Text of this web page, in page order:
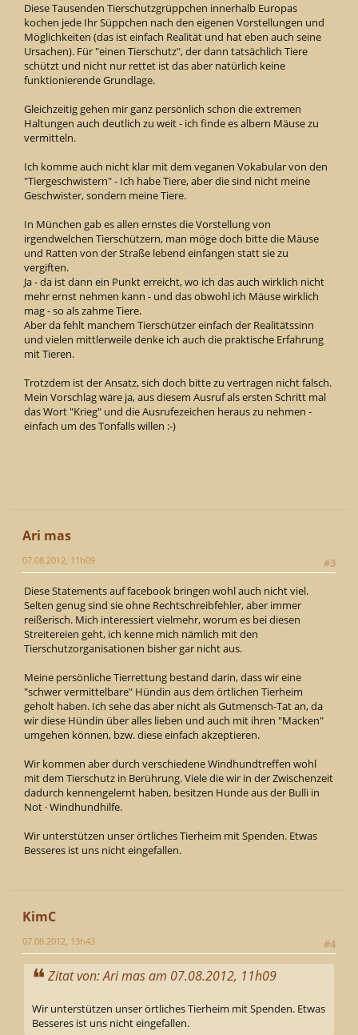
Diese Tausenden Tierschutzgrüppchen innerhalb Europas
kochen jede Ihr Süppchen nach den eigenen Vorstellungen und
Möglichkeiten (das ist einfach Realität und hat eben auch seine
Ursachen). Für "einen Tierschutz", der dann tatsächlich Tiere
schützt und nicht nur rettet ist das aber natürlich keine
funktionierende Grundlage.
Gleichzeitig gehen mir ganz persönlich schon die extremen
Haltungen auch deutlich zu weit - ich finde es albern Mäuse zu
vermitteln.
Ich komme auch nicht klar mit dem veganen Vokabular von den
"Tiergeschwistern" - Ich habe Tiere, aber die sind nicht meine
Geschwister, sondern meine Tiere.
In München gab es allen ernstes die Vorstellung von
irgendwelchen Tierschützern, man möge doch bitte die Mäuse
und Ratten von der Straße lebend einfangen statt sie zu
vergiften.
Ja - da ist dann ein Punkt erreicht, wo ich das auch wirklich nicht
mehr ernst nehmen kann - und das obwohl ich Mäuse wirklich
mag - so als zahme Tiere.
Aber da fehlt manchem Tierschützer einfach der Realitätssinn
und vielen mittlerweile denke ich auch die praktische Erfahrung
mit Tieren.
Trotzdem ist der Ansatz, sich doch bitte zu vertragen nicht falsch.
Mein Vorschlag wäre ja, aus diesem Ausruf als ersten Schritt mal
das Wort "Krieg" und die Ausrufezeichen heraus zu nehmen -
einfach um des Tonfalls willen :-)
Ari mas
#3
07.08.2012, 11h09
Diese Statements auf facebook bringen wohl auch nicht viel.
Selten genug sind sie ohne Rechtschreibfehler, aber immer
reißerisch. Mich interessiert vielmehr, worum es bei diesen
Streitereien geht, ich kenne mich nämlich mit den
Tierschutzorganisationen bisher gar nicht aus.
Meine persönliche Tierrettung bestand darin, dass wir eine
"schwer vermittelbare" Hündin aus dem örtlichen Tierheim
geholt haben. Ich sehe das aber nicht als Gutmensch-Tat an, da
wir diese Hündin über alles lieben und auch mit ihren "Macken"
umgehen können, bzw. diese einfach akzeptieren.
Wir kommen aber durch verschiedene Windhundtreffen wohl
mit dem Tierschutz in Berührung. Viele die wir in der Zwischenzeit
dadurch kennengelernt haben, besitzen Hunde aus der Bulli in
Not · Windhundhilfe.
Wir unterstützen unser örtliches Tierheim mit Spenden. Etwas
Besseres ist uns nicht eingefallen.
KimC
#4
07.08.2012, 13h43
Zitat von: Ari mas am 07.08.2012, 11h09
Wir unterstützen unser örtliches Tierheim mit Spenden. Etwas
Besseres ist uns nicht eingefallen.